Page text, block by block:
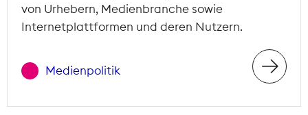
von Urhebern, Medienbranche sowie
Internetplattformen und deren Nutzern.
Medienpolitik